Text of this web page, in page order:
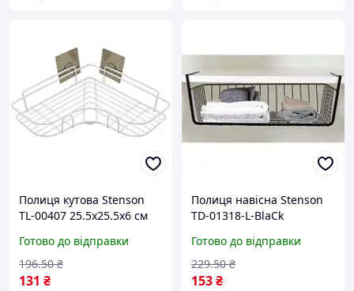
Полиця кутова Stenson
TL-00407 25.5х25.5х6 см
Готово до відправки
131 ₴
196.50 ₴
Полиця навісна Stenson
TD-01318-L-BlaСk
Відмінна якість
Готово до відправки
153₴
229.50 ₴